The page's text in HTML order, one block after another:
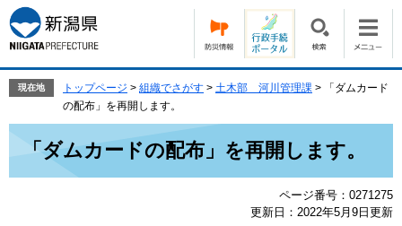
ー
ジ
の
で
ニ
ュ
ー
ば
本
現在地 トップページ > 組織でさがす > 土木部 河川管理課 >
「ダムカード
の配布」を再開します。
「ダムカードの配布」を再開します。
ページ番号：0271275
更新日：2022年5月9日更新